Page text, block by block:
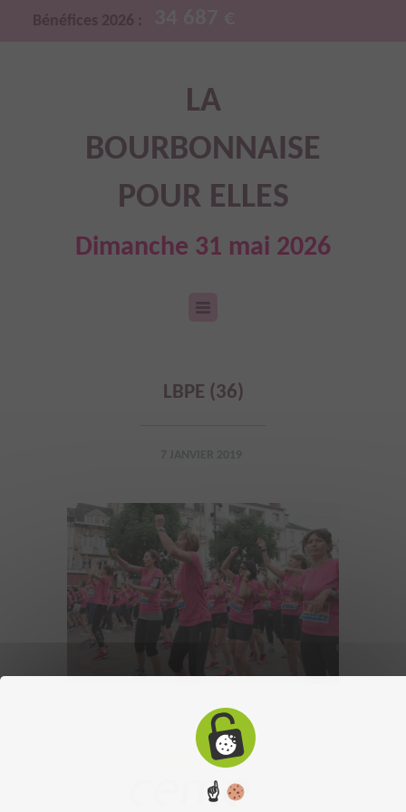
Bénéfices 2026 :
LA
BOURBONNAISE
POUR ELLES
Dimanche 31 mai 2026
LBPE (36)
☝